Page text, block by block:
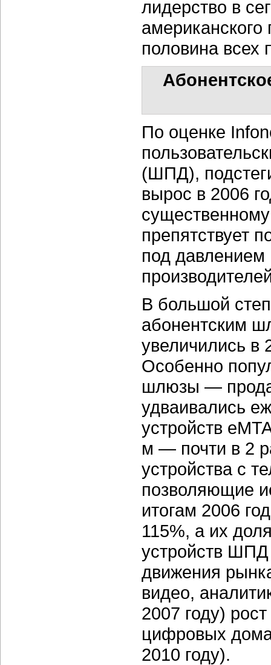
лидерство в
американского
половина всех
По оценке
(ШПД),
вырос в 2006
препятствует
под
В большой
абонентским
увеличились в
Особенно
шлюзы —
удваивались
устройств
м — почти в 2
устройства с
позволяющие
итогам 2006
115%, а их
устройств ШПД
движения
видео,
2007 году)
цифровых
2010 году).